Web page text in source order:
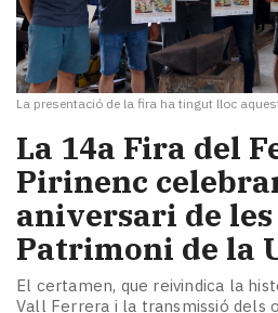
La presentació de la fira ha tingut lloc
La 14a Fira del
Pirinenc
aniversari de
Patrimoni de la
El certamen, que reivindica la
Vall Ferrera i la transmissió dels